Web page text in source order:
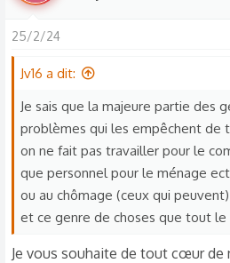
25/2/24
Jv16 a dit:
Je sais que la majeure partie des
problèmes qui les empêchent de
on ne fait pas travailler pour le
que personnel pour le ménage
ou au chômage (ceux qui
et ce genre de choses que tout
Je vous souhaite de tout cœur de